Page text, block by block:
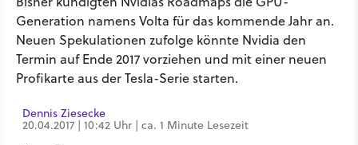
Generation namens Volta für das kommende Jahr an.
Neuen Spekulationen zufolge könnte Nvidia den
Termin auf Ende 2017 vorziehen und mit einer neuen
Profikarte aus der Tesla-Serie starten.
Dennis Ziesecke
20.04.2017 | 10:42 Uhr | ca. 1 Minute Lesezeit